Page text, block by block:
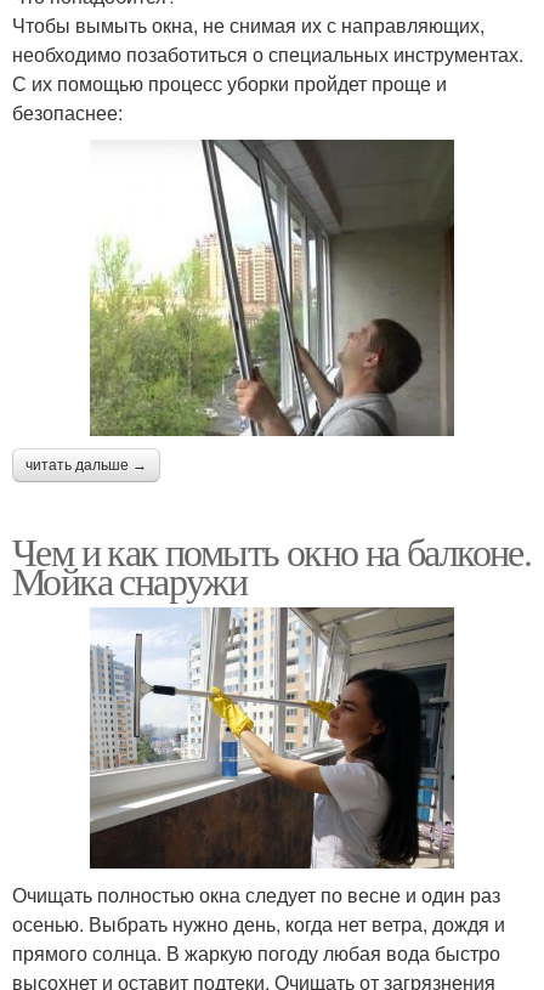
Чтобы вымыть окна, не снимая их с направляющих,
необходимо позаботиться о специальных инструментах.
С их помощью процесс уборки пройдет проще и
безопаснее:
читать дальше →
Чем и как помыть окно на балконе.
Мойка снаружи
Очищать полностью окна следует по весне и один раз
осенью. Выбрать нужно день, когда нет ветра, дождя и
прямого солнца. В жаркую погоду любая вода быстро
высохнет и оставит подтеки. Очищать от загрязнения